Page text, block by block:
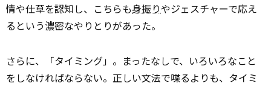
情や仕草を認知し、こちらも身振りやジェスチャーで応え
るという濃密なやりとりがあった。
さらに、「タイミング」。まったなしで、いろいろなこと
をしなければならない。正しい文法で喋るよりも、タイミ